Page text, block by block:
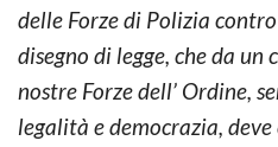
delle Forze di Polizia
disegno di legge, che da un
nostre Forze dell’ Ordine,
legalità e democrazia,